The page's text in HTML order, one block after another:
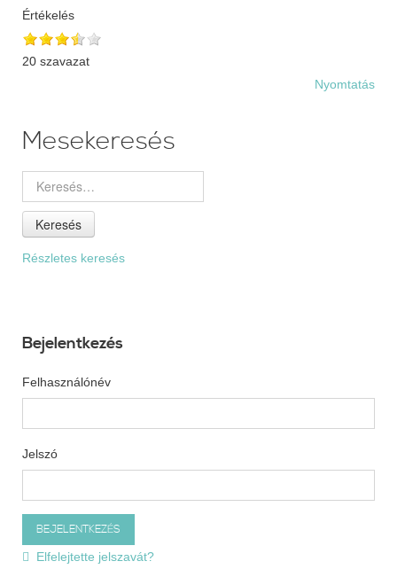
Értékelés
20 szavazat
Nyomtatás
Mesekeresés
Keresés
Részletes keresés
Bejelentkezés
Felhasználónév
Jelszó
Elfelejtette jelszavát?